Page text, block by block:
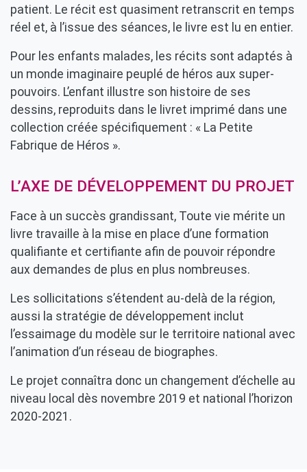
patient. Le récit est quasiment retranscrit en temps
réel et, à l’issue des séances, le livre est lu en entier.
Pour les enfants malades, les récits sont adaptés à
un monde imaginaire peuplé de héros aux super-
pouvoirs. L’enfant illustre son histoire de ses
dessins, reproduits dans le livret imprimé dans une
collection créée spécifiquement : « La Petite
Fabrique de Héros ».
L’AXE DE DÉVELOPPEMENT DU PROJET
Face à un succès grandissant, Toute vie mérite un
livre travaille à la mise en place d’une formation
qualifiante et certifiante afin de pouvoir répondre
aux demandes de plus en plus nombreuses.
Les sollicitations s’étendent au-delà de la région,
aussi la stratégie de développement inclut
l’essaimage du modèle sur le territoire national avec
l’animation d’un réseau de biographes.
Le projet connaîtra donc un changement d’échelle au
niveau local dès novembre 2019 et national l’horizon
2020-2021.